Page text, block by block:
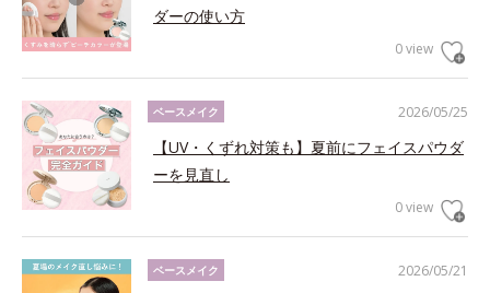
ダーの使い方
0 view
2026/05/25
ベースメイク
【UV・くずれ対策も】夏前にフェイスパウダ
ーを見直し
0 view
2026/05/21
ベースメイク